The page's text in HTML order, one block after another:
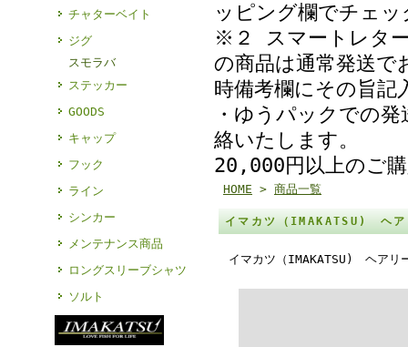
チャターベイト
ジグ
スモラバ
ステッカー
GOODS
キャップ
フック
ライン
シンカー
メンテナンス商品
ロングスリーブシャツ
ソルト
ッピング欄でチェ
※２ スマートレタ
の商品は通常発送で
時備考欄にその旨記
・ゆうパックでの
絡いたします。
20,000円以上のご
HOME > 商品一覧
イマカツ（IMAKATSU) ヘ
イマカツ（IMAKATSU) ヘア